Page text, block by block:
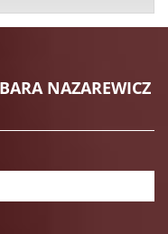
NAZAREWICZ